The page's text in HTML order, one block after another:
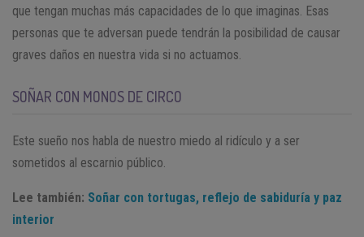
que tengan muchas más capacidades de lo que imaginas. Esas
personas que te adversan puede tendrán la posibilidad de causar
graves daños en nuestra vida si no actuamos.
SOÑAR CON MONOS DE CIRCO
Este sueño nos habla de nuestro miedo al ridículo y a ser
sometidos al escarnio público.
Lee también: Soñar con tortugas, reflejo de sabiduría y paz
interior